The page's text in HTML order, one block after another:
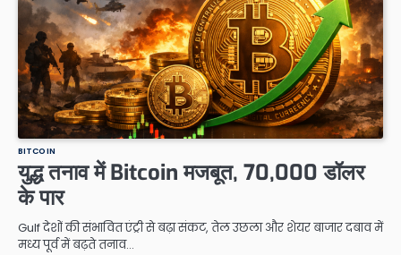
BITCOIN
युद्ध तनाव में Bitcoin मजबूत, 70,000 डॉलर
के पार
Gulf देशों की संभावित एंट्री से बढ़ा संकट, तेल उछला और शेयर बाजार दबाव में
मध्य पूर्व में बढ़ते तनाव…